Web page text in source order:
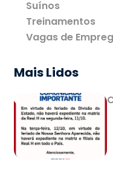
Suínos
Treinamentos
Vagas de
Mais Lidos